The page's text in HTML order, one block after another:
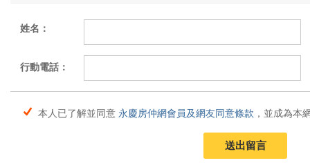
姓名：
行動電話：
本人已了解並同意 永慶房仲網會員及網友同意條款 ，並成為本